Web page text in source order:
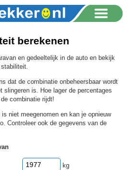
berekenen
en gedeeltelijk in de auto en bekijk
dat de combinatie onbeheersbaar wordt
slingeren is. Hoe lager de percentages
combinatie rijdt!
niet meegenomen en kan je opnieuw
Controleer ook de gegevens van de
kg